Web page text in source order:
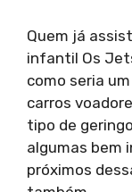
Quem já
infantil Os
como seria
carros
tipo de
algumas bem
próximos